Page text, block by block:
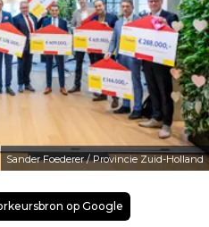
Sander Foederer / Provincie Zuid-Holland
op Google